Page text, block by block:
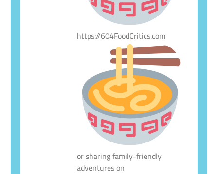
https://604FoodCritics.com
or sharing family-friendly
adventures on